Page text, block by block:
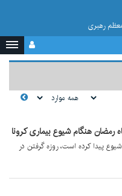
رهبری
رمضان هنگام شیوع بیماری کرونا
پیدا کرده است، روزه گرفتن در